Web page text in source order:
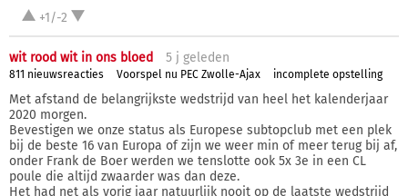
+1/-2
wit rood wit in ons bloed 5 j geleden
811 nieuwsreacties Voorspel nu PEC Zwolle-Ajax incomplete opstelling
Met afstand de belangrijkste wedstrijd van heel het kalenderjaar
2020 morgen.
Bevestigen we onze status als Europese subtopclub met een plek
bij de beste 16 van Europa of zijn we weer min of meer terug bij af,
onder Frank de Boer werden we tenslotte ook 5x 3e in een CL
poule die altijd zwaarder was dan deze.
Het had net als vorig jaar natuurlijk nooit op de laatste wedstrijd